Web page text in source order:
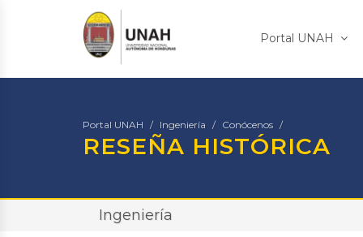
Portal UNAH
Portal UNAH Ingeniería Conócenos
RESEÑA HISTÓRICA
Ingeniería